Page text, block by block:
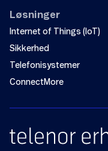
Løsninger
Internet of Things (IoT)
Sikkerhed
Telefonisystemer
ConnectMore